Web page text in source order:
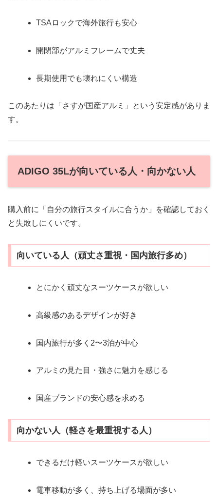
TSAロックで海外旅行も安心
開閉部がアルミフレームで丈夫
長期使用でも壊れにくい構造
このあたりは「さすが国産アルミ」という安定感がありま
す。
ADIGO 35Lが向いている人・向かない人
購入前に「自分の旅行スタイルに合うか」を確認しておく
と失敗しにくいです。
向いている人（頑丈さ重視・国内旅行多め）
とにかく頑丈なスーツケースが欲しい
高級感のあるデザインが好き
国内旅行が多く2〜3泊が中心
アルミの見た目・強さに魅力を感じる
国産ブランドの安心感を求める
向かない人（軽さを最重視する人）
できるだけ軽いスーツケースが欲しい
電車移動が多く、持ち上げる場面が多い